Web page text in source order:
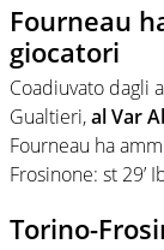
Fourneau
giocatori
Coadiuvato dagli
Gualtieri,al Var
Fourneau ha
Frosinone: st 29’
Torino-